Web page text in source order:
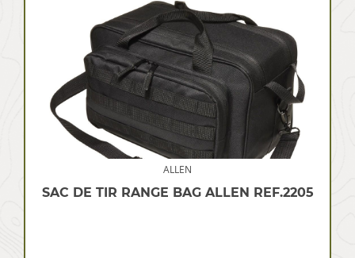
ALLEN
SAC DE TIR RANGE BAG ALLEN REF.2205